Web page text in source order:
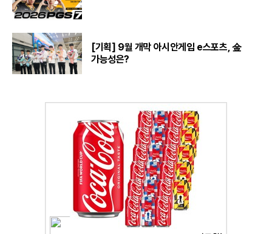
[기획] 9월 개막 아시안게임 e스포츠, 金
가능성은?